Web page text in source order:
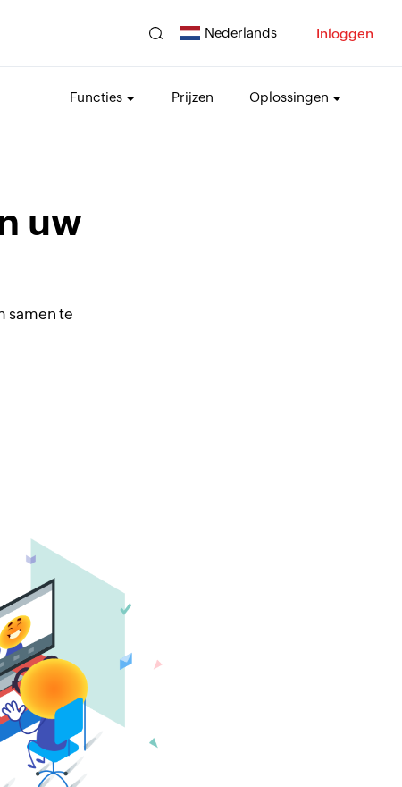
Nederlands Inloggen
Functies Prijzen Oplossingen
uw
samen te